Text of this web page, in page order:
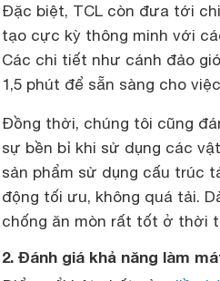
Đặc biệt, TCL còn đưa tới
tạo cực kỳ thông minh với
Các chi tiết như cánh đảo
1,5 phút để sẵn sàng cho
Đồng thời, chúng tôi cũng
sự bền bỉ khi sử dụng các
sản phẩm sử dụng cấu trúc
động tối ưu, không quá tải.
chống ăn mòn rất tốt ở thời
2. Đánh giá khả năng làm